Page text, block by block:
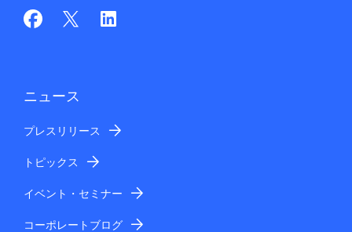
ニュース
プレスリリース
トピックス
イベント・セミナー
コーポレートブログ